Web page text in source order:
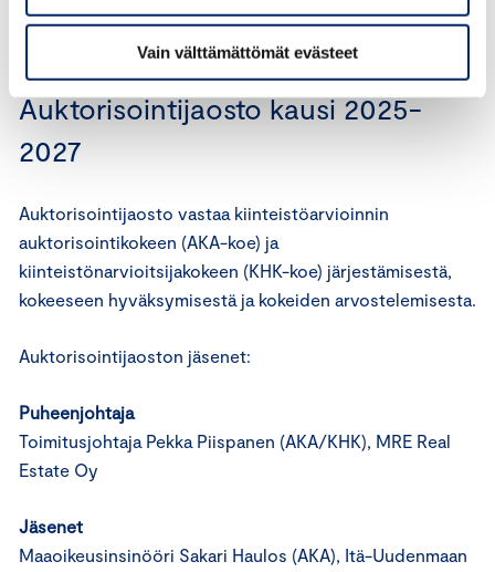
Vain välttämättömät evästeet
Sihteeri
Legal Counsel Erika Leino, Keskuskauppakamari
Auktorisointijaosto kausi 2025-
2027
Auktorisointijaosto vastaa kiinteistöarvioinnin
auktorisointikokeen (AKA-koe) ja
kiinteistönarvioitsijakokeen (KHK-koe) järjestämisestä,
kokeeseen hyväksymisestä ja kokeiden arvostelemisesta.
Auktorisointijaoston jäsenet:
Puheenjohtaja
Toimitusjohtaja Pekka Piispanen (AKA/KHK), MRE Real
Estate Oy
Jäsenet
Maaoikeusinsinööri Sakari Haulos (AKA), Itä-Uudenmaan